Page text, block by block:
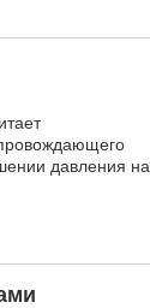
давления на